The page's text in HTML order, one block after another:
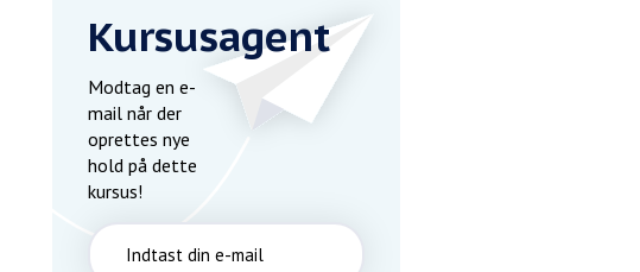
Kursusagent
Modtag en e-
mail når der
oprettes nye
hold på dette
kursus!